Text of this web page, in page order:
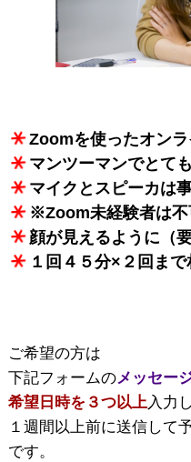
Zoomを使ったオン
マンツーマンでとて
マイクとスピーカは
※Zoom未経験者は不
顔が見えるように（要
１回４５分×２回ま
ご希望の方は
下記フォームのメッセー
希望日時を３つ以上入力し
１週間以上前に送信して
です。